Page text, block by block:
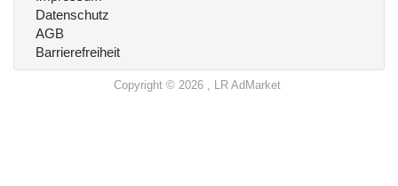
Datenschutz
AGB
Barrierefreiheit
Copyright © 2026 , LR AdMarket